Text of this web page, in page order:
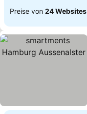
Preise von 24 Websites